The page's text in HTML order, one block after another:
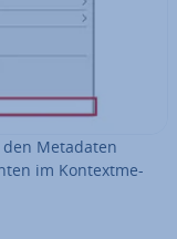
den Metadaten
im Kon­text­me­